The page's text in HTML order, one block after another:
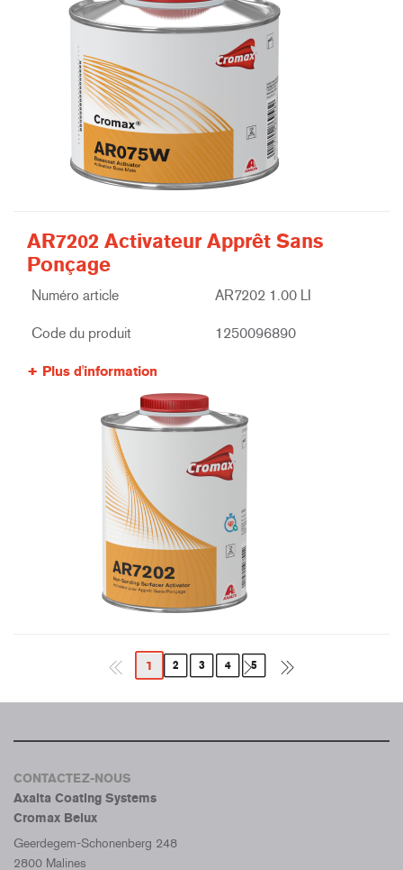
AR7202 Activateur Apprêt Sans
Ponçage
Numéro article AR7202 1.00 LI
Code du produit 1250096890
Plus d'information
1 2 3 4 5
CONTACTEZ-NOUS
Axalta Coating Systems
Cromax Belux
Geerdegem-Schonenberg 248
2800 Malines